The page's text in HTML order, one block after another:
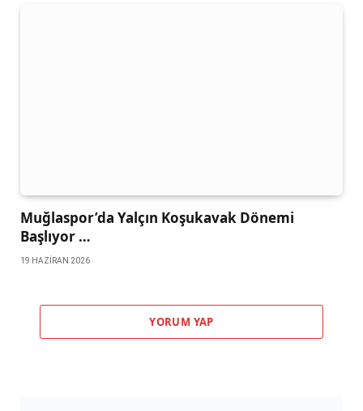
Muğlaspor’da Yalçın Koşukavak Dönemi
Başlıyor …
19 HAZIRAN 2026
YORUM YAP